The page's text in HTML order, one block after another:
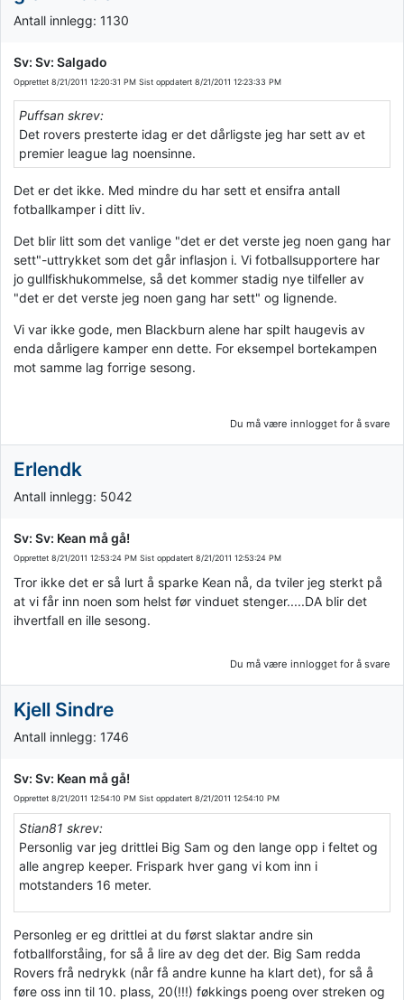
Antall innlegg: 1130
Sv: Sv: Salgado
Opprettet 8/21/2011 12:20:31 PM Sist oppdatert 8/21/2011 12:23:33 PM
Puffsan skrev:
Det rovers presterte idag er det dårligste jeg har sett av et
premier league lag noensinne.
Det er det ikke. Med mindre du har sett et ensifra antall
fotballkamper i ditt liv.
Det blir litt som det vanlige "det er det verste jeg noen gang har
sett"-uttrykket som det går inflasjon i. Vi fotballsupportere har
jo gullfiskhukommelse, så det kommer stadig nye tilfeller av
"det er det verste jeg noen gang har sett" og lignende.
Vi var ikke gode, men Blackburn alene har spilt haugevis av
enda dårligere kamper enn dette. For eksempel bortekampen
mot samme lag forrige sesong.
Du må være innlogget for å svare
Erlendk
Antall innlegg: 5042
Sv: Sv: Kean må gå!
Opprettet 8/21/2011 12:53:24 PM Sist oppdatert 8/21/2011 12:53:24 PM
Tror ikke det er så lurt å sparke Kean nå, da tviler jeg sterkt på
at vi får inn noen som helst før vinduet stenger.....DA blir det
ihvertfall en ille sesong.
Du må være innlogget for å svare
Kjell Sindre
Antall innlegg: 1746
Sv: Sv: Kean må gå!
Opprettet 8/21/2011 12:54:10 PM Sist oppdatert 8/21/2011 12:54:10 PM
Stian81 skrev:
Personlig var jeg drittlei Big Sam og den lange opp i feltet og
alle angrep keeper. Frispark hver gang vi kom inn i
motstanders 16 meter.
Personleg er eg drittlei at du først slaktar andre sin
fotballforståing, for så å lire av deg det der. Big Sam redda
Rovers frå nedrykk (når få andre kunne ha klart det), for så å
føre oss inn til 10. plass, 20(!!!) føkkings poeng over streken og